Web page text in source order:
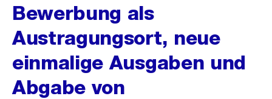
Bewerbung als
Austragungsort, neue
einmalige Ausgaben und
Abgabe von